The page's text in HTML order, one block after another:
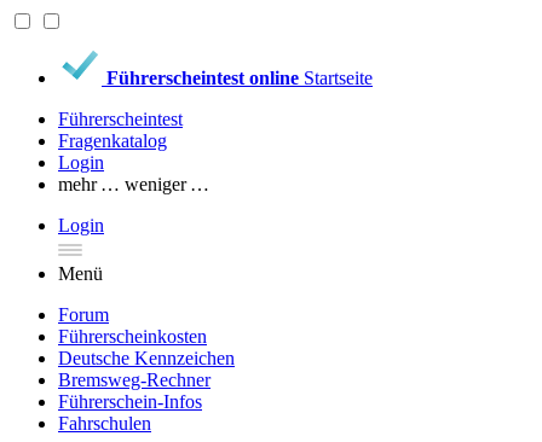
Führerscheintest online Startseite
Führerscheintest
Fragenkatalog
Login
mehr … weniger …
Login
Menü
Forum
Führerscheinkosten
Deutsche Kennzeichen
Bremsweg-Rechner
Führerschein-Infos
Fahrschulen